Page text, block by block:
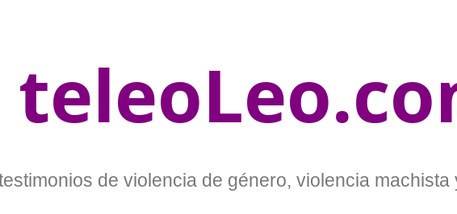
de violencia de género, violencia machista